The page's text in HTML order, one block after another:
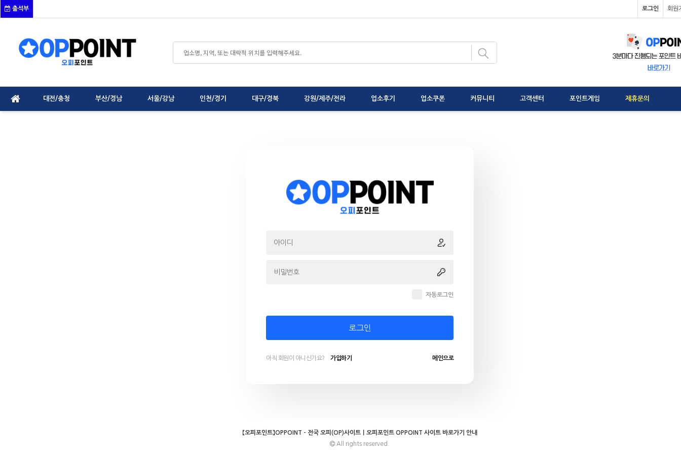
출석부 로그인 회원
대전/충청 부산/경남 서울/강남 인천/경기 대구/경북 강원/제주/전라 업소후기 업소쿠폰 커뮤니티 고객센터 포인트게임 제휴문의
자동로그인
로그인
아직 회원이 아니신가요? 가입하기 메인으로
【오피포인트】OPPOINT - 전국 오피(OP)사이트｜오피포인트 OPPOINT 사이트 바로가기 안내
All rights reserved.